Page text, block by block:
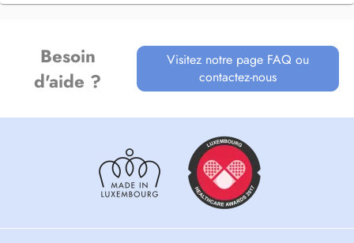
Besoin
d'aide ?
Visitez notre page FAQ ou
contactez-nous